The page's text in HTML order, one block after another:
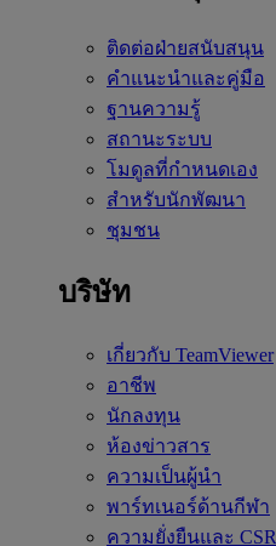
ติดต่อฝ่ายสนับสนุน
คำแนะนำและคู่มือ
ฐานความรู้
สถานะระบบ
โมดูลที่กำหนดเอง
สำหรับนักพัฒนา
ชุมชน
บริษัท
เกี่ยวกับ TeamViewer
อาชีพ
นักลงทุน
ห้องข่าวสาร
ความเป็นผู้นำ
พาร์ทเนอร์ด้านกีฬา
ความยั่งยืนและ CSR